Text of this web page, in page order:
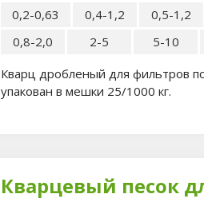
0,2-0,63
0,4-1,2 0,5-1,2
0,8-2,0
2-5 5-10
Кварц дробленый для фильтров
упакован в мешки 25/1000 кг.
Кварцевый песок